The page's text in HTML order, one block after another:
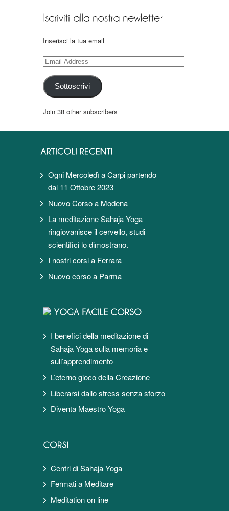
Inserisci la tua email
Email
Address
Sottoscrivi
Join 38 other subscribers
Ogni Mercoledì a Carpi partendo
dal 11 Ottobre 2023
Nuovo Corso a Modena
La meditazione Sahaja Yoga
ringiovanisce il cervello, studi
scientifici lo dimostrano.
I nostri corsi a Ferrara
Nuovo corso a Parma
I benefici della meditazione di
Sahaja Yoga sulla memoria e
sull’apprendimento
L’eterno gioco della Creazione
Liberarsi dallo stress senza sforzo
Diventa Maestro Yoga
Centri di Sahaja Yoga
Fermati a Meditare
Meditation on line